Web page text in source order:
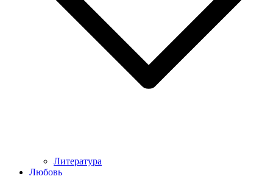
Литература
Любовь